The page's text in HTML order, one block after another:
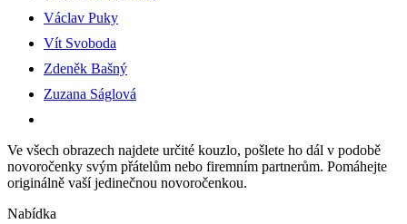
Václav Puky
Vít Svoboda
Zdeněk Bašný
Zuzana Ságlová
Ve všech obrazech najdete určité kouzlo, pošlete ho dál v podobě
novoročenky svým přátelům nebo firemním partnerům. Pomáhejte
originálně vaší jedinečnou novoročenkou.
Nabídka